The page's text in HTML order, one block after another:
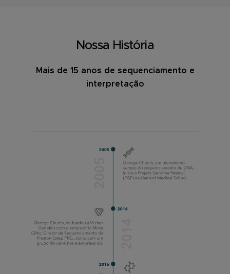
Nossa História
Mais de 15 anos de sequenciamento e
interpretação